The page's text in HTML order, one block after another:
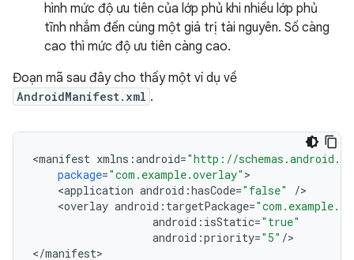
hình mức độ ưu tiên của lớp phủ khi nhiều lớp phủ
tĩnh nhắm đến cùng một giá trị tài nguyên. Số càng
cao thì mức độ ưu tiên càng cao.
Đoạn mã sau đây cho thấy một ví dụ về
AndroidManifest.xml .
<manifest xmlns :android="http://
package="com.example.overlay"
<application android :hasCode="false" /
<overlay android : targetPackage=
android : isStatic="true"
android :priority="5" />
</manifest